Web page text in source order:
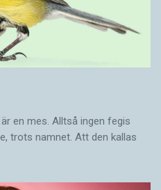
en mes. Alltså ingen fegis
trots namnet. Att den kallas